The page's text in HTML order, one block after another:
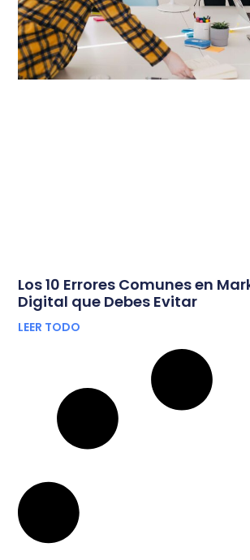
Los 10 Errores Comunes en
Digital que Debes Evitar
LEER TODO